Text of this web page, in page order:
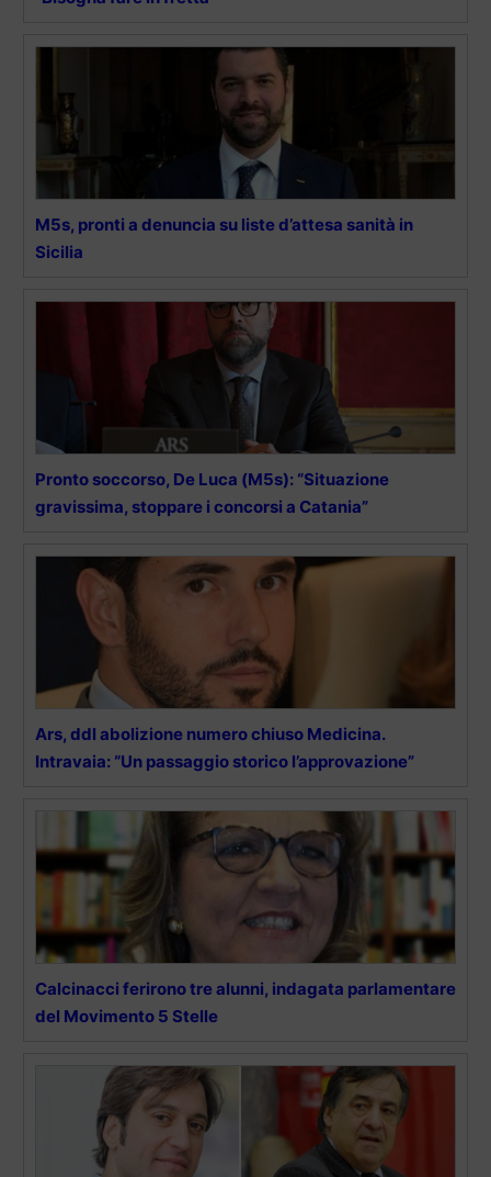
M5s, pronti a denuncia su liste d’attesa sanità in
Sicilia
Pronto soccorso, De Luca (M5s): “Situazione
gravissima, stoppare i concorsi a Catania”
Ars, ddl abolizione numero chiuso Medicina.
Intravaia: “Un passaggio storico l’approvazione”
Calcinacci ferirono tre alunni, indagata parlamentare
del Movimento 5 Stelle